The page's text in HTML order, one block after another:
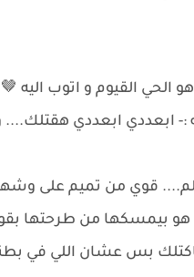
الحي القيوم و اتوب اليه 🤎
ابعددي ابعددي هقتلك....
قوي من تميم على وشها
بيمسكها من طرحتها
بس عشان اللي في